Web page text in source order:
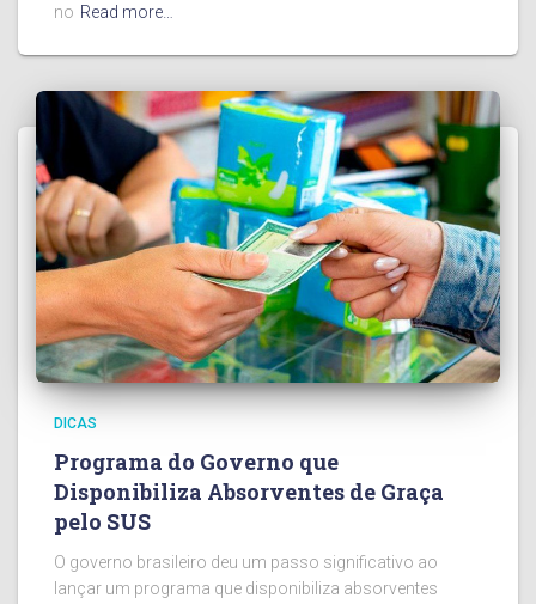
no Read more…
DICAS
Programa do Governo que
Disponibiliza Absorventes de Graça
pelo SUS
O governo brasileiro deu um passo significativo ao
lançar um programa que disponibiliza absorventes